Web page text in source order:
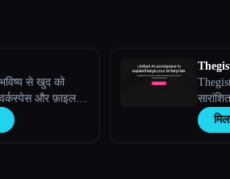
भविष्य से खुद को
और फ़ाइल